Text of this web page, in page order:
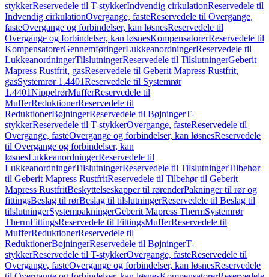
stykkerReservedele til T-stykkerIndvendig cirkulationReservedele til
Indvendig cirkulationOvergange, fasteReservedele til Overgange,
fasteOvergange og forbindelser, kan løsnesReservedele til
Overgange og forbindelser, kan løsnesKompensatorerReservedele til
KompensatorerGennemføringerLukkeanordningerReservedele til
LukkeanordningerTilslutningerReservedele til TilslutningerGeberit
Mapress Rustfrit, gasReservedele til Geberit Mapress Rustfrit,
gasSystemrør 1.4401Reservedele til Systemrør
1.4401NippelrørMufferReservedele til
MufferReduktionerReservedele til
ReduktionerBøjningerReservedele til BøjningerT-
stykkerReservedele til T-stykkerOvergange, fasteReservedele til
Overgange, fasteOvergange og forbindelser, kan løsnesReservedele
til Overgange og forbindelser, kan
løsnesLukkeanordningerReservedele til
LukkeanordningerTilslutningerReservedele til TilslutningerTilbehør
til Geberit Mapress RustfritReservedele til Tilbehør til Geberit
Mapress RustfritBeskyttelseskapper til rørenderPakninger til rør og
fittingsBeslag til rørBeslag til tilslutningerReservedele til Beslag til
tilslutningerSystempakningerGeberit Mapress ThermSystemrør
ThermFittingsReservedele til FittingsMufferReservedele til
MufferReduktionerReservedele til
ReduktionerBøjningerReservedele til BøjningerT-
stykkerReservedele til T-stykkerOvergange, fasteReservedele til
Overgange, fasteOvergange og forbindelser, kan løsnesReservedele